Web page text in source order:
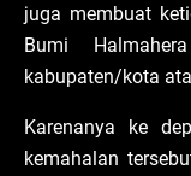
juga membuat
Bumi
kabupaten/kota
Karenanya ke
kemahalan